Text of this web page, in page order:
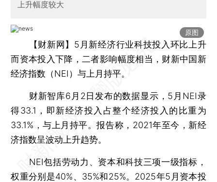
上升幅度较大
原图
【财新网】 5月新经济行业科技投入环比上升
而资本投入下降，二者影响幅度相当，财新中国新
经济指数（NEI）与上月持平。
财新智库6月2日发布的数据显示，5月NEI录
得33.1，即新经济投入占整个经济投入的比重为
33.1%，与上月持平。报告称，2021年至今，新经
济指数呈波动上升趋势。
NEI包括劳动力、资本和科技三项一级指标，
权重分别是40%、35%和25%。2025年5月资本投